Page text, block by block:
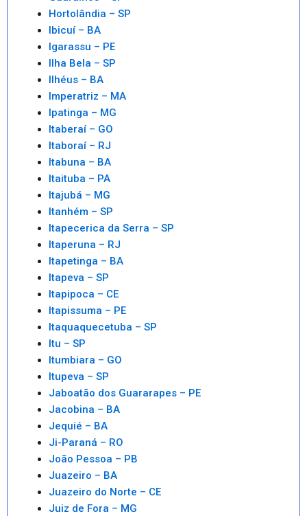
Hortolândia – SP
Ibicuí – BA
Igarassu – PE
Ilha Bela – SP
Ilhéus – BA
Imperatriz – MA
Ipatinga – MG
Itaberaí – GO
Itaboraí – RJ
Itabuna – BA
Itaituba – PA
Itajubá – MG
Itanhém – SP
Itapecerica da Serra – SP
Itaperuna – RJ
Itapetinga – BA
Itapeva – SP
Itapipoca – CE
Itapissuma – PE
Itaquaquecetuba – SP
Itu – SP
Itumbiara – GO
Itupeva – SP
Jaboatão dos Guararapes – PE
Jacobina – BA
Jequié – BA
Ji-Paraná – RO
João Pessoa – PB
Juazeiro – BA
Juazeiro do Norte – CE
Juiz de Fora – MG